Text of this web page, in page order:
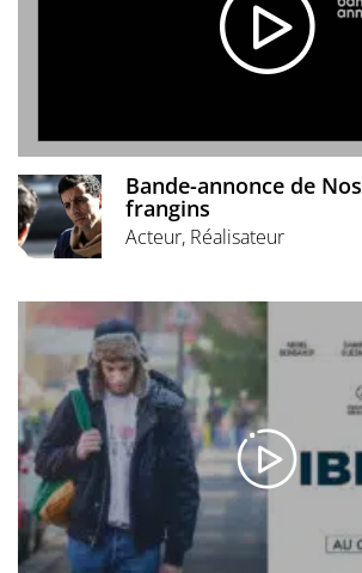
Bande-annonce de Nos
frangins
Acteur, Réalisateur